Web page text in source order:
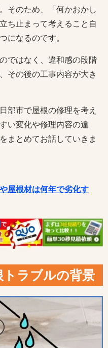
そのため、「何かおかし
ち止まって考えること自
になるのです。
ではなく、違和感の段階
その後の工事内容が大き
部市で屋根の修理を考え
い変化や修理内容の違
まとめてお話していきま
屋根材は何年で劣化す
ラブルの背景